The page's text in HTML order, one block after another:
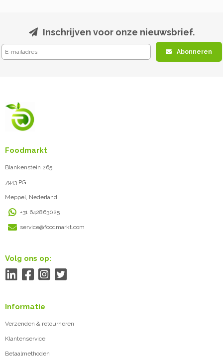
Inschrijven voor onze nieuwsbrief.
Abonneren
Foodmarkt
Blankenstein 265
7943 PG
Meppel, Nederland
+31 642863025
service@foodmarkt.com
Volg ons op:
Informatie
Verzenden & retourneren
Klantenservice
Betaalmethoden